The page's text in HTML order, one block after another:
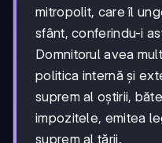
mitropolit, care îl
sfânt, conferindu-i
Domnitorul avea
politica internă și
suprem al oștirii,
impozitele, emitea
suprem al țării.